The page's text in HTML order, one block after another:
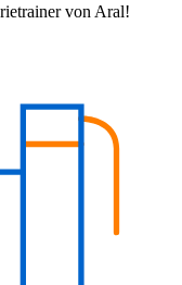
von Aral!